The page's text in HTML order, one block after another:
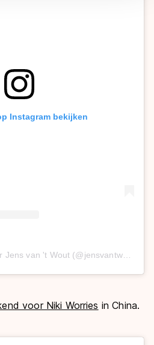
Instagram bekijken
Een bericht gedeeld door Jens van 't Wout (@jensvantwout)
voor Niki Worries in China.